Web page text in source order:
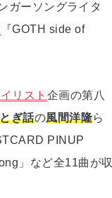
ガーソングライタ
『GOTH side of
リスト 企画の第八
ぎ話の風間洋隆ら
PINUP
」など全11曲が収